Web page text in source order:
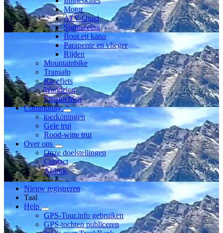
Motor
ATV-Quad
Sightseeing
Boot en kano
Parapente en vlieger
Rijden
Mountainbike
Transalp
Racefiets
Wandelen
Fietstochten
Community
toerkoningen
Gele trui
Rood-witte trui
Over ons
Onze doelstellingen
Contact
Afdruk
Nieuw registreren
Taal
Help
GPS-Tour.info gebruiken
GPS-tochten publiceren